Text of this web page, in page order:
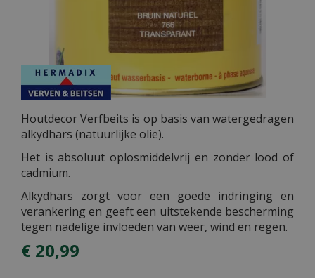
Houtdecor Verfbeits is op basis van watergedragen
alkydhars (natuurlijke olie).
Het is absoluut oplosmiddelvrij en zonder lood of
cadmium.
Alkydhars zorgt voor een goede indringing en
verankering en geeft een uitstekende bescherming
tegen nadelige invloeden van weer, wind en regen.
€ 20,99